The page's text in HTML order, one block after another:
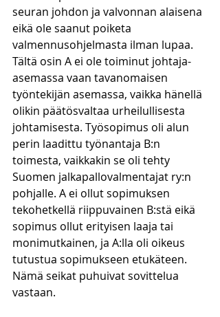
seuran johdon ja valvonnan alaisena
eikä ole saanut poiketa
valmennusohjelmasta ilman lupaa.
Tältä osin A ei ole toiminut johtaja-
asemassa vaan tavanomaisen
työntekijän asemassa, vaikka hänellä
olikin päätösvaltaa urheilullisesta
johtamisesta. Työsopimus oli alun
perin laadittu työnantaja B:n
toimesta, vaikkakin se oli tehty
Suomen jalkapallovalmentajat ry:n
pohjalle. A ei ollut sopimuksen
tekohetkellä riippuvainen B:stä eikä
sopimus ollut erityisen laaja tai
monimutkainen, ja A:lla oli oikeus
tutustua sopimukseen etukäteen.
Nämä seikat puhuivat sovittelua
vastaan.